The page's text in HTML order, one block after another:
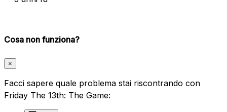
Cosa non funziona?
×
Facci sapere quale problema stai riscontrando con
Friday The 13th: The Game: